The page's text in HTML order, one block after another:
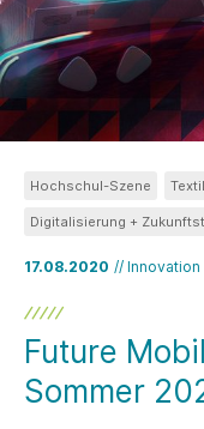
17.08.2020 //
Hochschul-Szene
Digitalisierung +
Future
Sommer